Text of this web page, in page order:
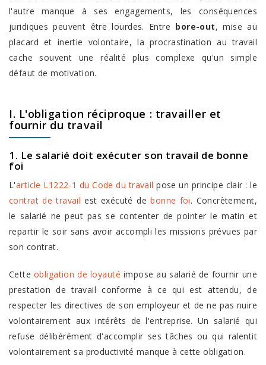
l'autre manque à ses engagements, les conséquences
juridiques peuvent être lourdes. Entre bore-out, mise au
placard et inertie volontaire, la procrastination au travail
cache souvent une réalité plus complexe qu'un simple
défaut de motivation.
I. L'obligation réciproque : travailler et
fournir du travail
1. Le salarié doit exécuter son travail de bonne
foi
L'article L1222-1 du Code du travail pose un principe clair : le
contrat de travail est exécuté debonne foi. Concrètement,
le salarié ne peut pas se contenter de pointer le matin et
repartir le soir sans avoir accompli les missions prévues par
son contrat.
Cetteobligation de loyauté impose au salarié de fournir une
prestation de travail conforme à ce qui est attendu, de
respecter les directives de son employeur et de ne pas nuire
volontairement aux intérêts de l'entreprise. Un salarié qui
refuse délibérément d'accomplir ses tâches ou qui ralentit
volontairement sa productivité manque à cette obligation.